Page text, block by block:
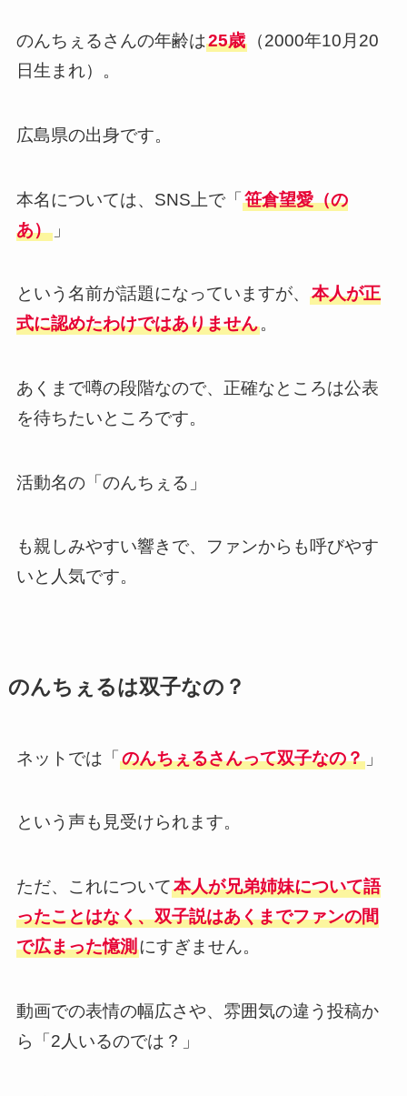
のんちぇるさんの年齢は25歳（2000年10月20
日生まれ）。
広島県の出身です。
本名については、SNS上で「笹倉望愛（の
あ）」
という名前が話題になっていますが、 本人が正
式に認めたわけではありません。
あくまで噂の段階なので、正確なところは公表
を待ちたいところです。
活動名の「のんちぇる」
も親しみやすい響きで、ファンからも呼びやす
いと人気です。
のんちぇるは双子なの？
ネットでは「のんちぇるさんって双子なの？」
という声も見受けられます。
ただ、これについて本人が兄弟姉妹について語
ったことはなく、双子説はあくまでファンの間
で広まった憶測にすぎません。
動画での表情の幅広さや、雰囲気の違う投稿か
ら「2人いるのでは？」